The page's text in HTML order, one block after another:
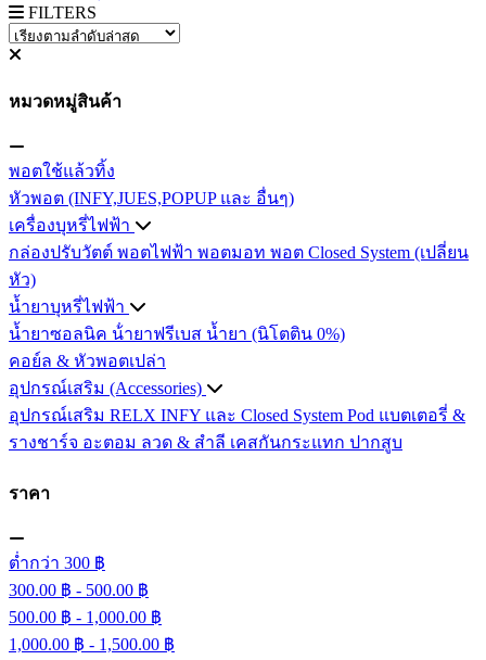
FILTERS
หมวดหมู่สินค้า
พอตใช้แล้วทิ้ง
หัวพอต (INFY,JUES,POPUP และ อื่นๆ)
เครื่องบุหรี่ไฟฟ้า
กล่องปรับวัตต์ พอตไฟฟ้า พอตมอท พอต Closed System (เปลี่ยน
หัว)
น้ำยาบุหรี่ไฟฟ้า
น้ำยาซอลนิค น้ํายาฟรีเบส น้ำยา (นิโตติน 0%)
คอย์ล & หัวพอตเปล่า
อุปกรณ์เสริม (Accessories)
อุปกรณ์เสริม RELX INFY และ Closed System Pod แบตเตอรี่ &
รางชาร์จ อะตอม ลวด ​& สำลี เคสกันกระแทก ปากสูบ
ราคา
ต่ำกว่า 300 ฿
300.00 ฿ - 500.00 ฿
500.00 ฿ - 1,000.00 ฿
1,000.00 ฿ - 1,500.00 ฿